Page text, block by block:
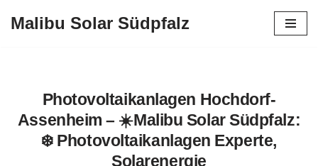
Malibu Solar Südpfalz
Photovoltaikanlagen Hochdorf-
Assenheim – ☀️Malibu Solar Südpfalz:
❄️ Photovoltaikanlagen Experte,
Solarenergie